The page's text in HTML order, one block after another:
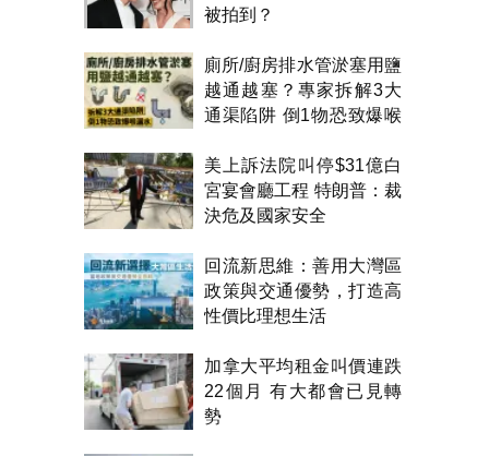
被拍到？
廁所/廚房排水管淤塞用鹽
越通越塞？專家拆解3大
通渠陷阱 倒1物恐致爆喉
美上訴法院叫停$31億白
宮宴會廳工程 特朗普：裁
決危及國家安全
回流新思維：善用大灣區
政策與交通優勢，打造高
性價比理想生活
加拿大平均租金叫價連跌
22個月 有大都會已見轉
勢